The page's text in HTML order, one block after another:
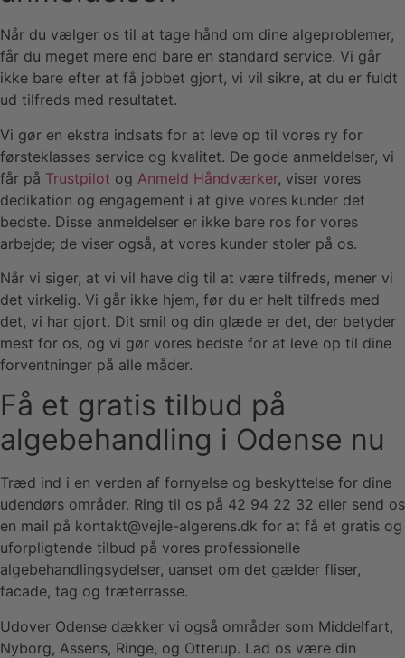
Når du vælger os til at tage hånd om dine algeproblemer,
får du meget mere end bare en standard service. Vi går
ikke bare efter at få jobbet gjort, vi vil sikre, at du er fuldt
ud tilfreds med resultatet.
Vi gør en ekstra indsats for at leve op til vores ry for
førsteklasses service og kvalitet. De gode anmeldelser, vi
får på Trustpilot og Anmeld Håndværker, viser vores
dedikation og engagement i at give vores kunder det
bedste. Disse anmeldelser er ikke bare ros for vores
arbejde; de viser også, at vores kunder stoler på os.
Når vi siger, at vi vil have dig til at være tilfreds, mener vi
det virkelig. Vi går ikke hjem, før du er helt tilfreds med
det, vi har gjort. Dit smil og din glæde er det, der betyder
mest for os, og vi gør vores bedste for at leve op til dine
forventninger på alle måder.
Få et gratis tilbud på
algebehandling i Odense nu
Træd ind i en verden af fornyelse og beskyttelse for dine
udendørs områder. Ring til os på 42 94 22 32 eller send os
en mail på kontakt@vejle-algerens.dk for at få et gratis og
uforpligtende tilbud på vores professionelle
algebehandlingsydelser, uanset om det gælder fliser,
facade, tag og træterrasse.
Udover Odense dækker vi også områder som Middelfart,
Nyborg, Assens, Ringe, og Otterup. Lad os være din